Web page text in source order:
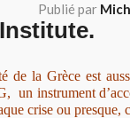
Publié par
de la Grèce est
un instrument
crise ou presque,